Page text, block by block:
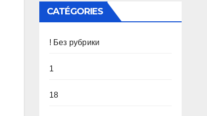
CATÉGORIES
! Без рубрики
1
18